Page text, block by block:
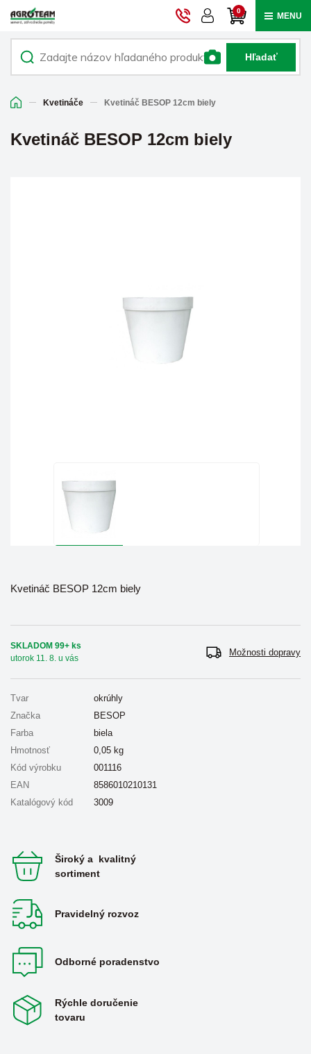
0 MENU
Hľadať
Kvetináče Kvetináč BESOP 12cm biely
Kvetináč BESOP 12cm biely
Kvetináč BESOP 12cm biely
SKLADOM 99+ ks
utorok 11. 8. u vás
Možnosti dopravy
Tvar
okrúhly
Značka
BESOP
Farba
biela
Hmotnosť
0,05 kg
Kód výrobku
001116
EAN
8586010210131
Katalógový kód
3009
Široký a kvalitný
sortiment
Pravidelný rozvoz
Odborné poradenstvo
Rýchle doručenie
tovaru